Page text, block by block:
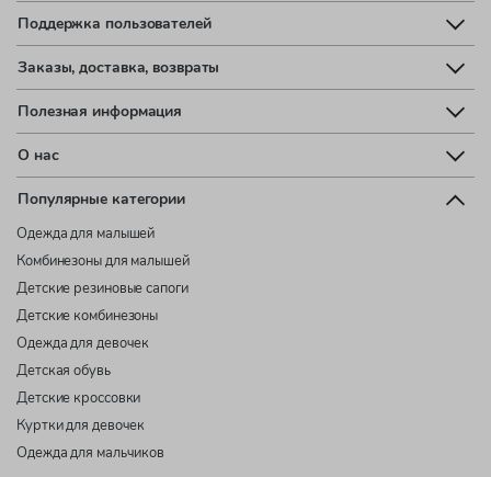
Поддержка пользователей
Заказы, доставка, возвраты
Полезная информация
О нас
Популярные категории
Одежда для малышей
Комбинезоны для малышей
Детские резиновые сапоги
Детские комбинезоны
Одежда для девочек
Детская обувь
Детские кроссовки
Куртки для девочек
Одежда для мальчиков